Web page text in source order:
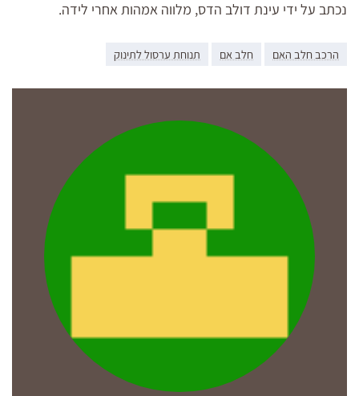
נכתב על ידי עינת דולב הדס, מלווה אמהות אחרי לידה.
הרכב חלב האם חלב אם תנוחת ערסול לתינוק